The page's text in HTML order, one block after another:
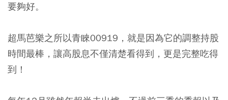
要夠好。
超馬芭樂之所以青睞00919，就是因為它的調整持股
時間最棒，讓高股息不僅清楚看得到，更是完整吃得
到！